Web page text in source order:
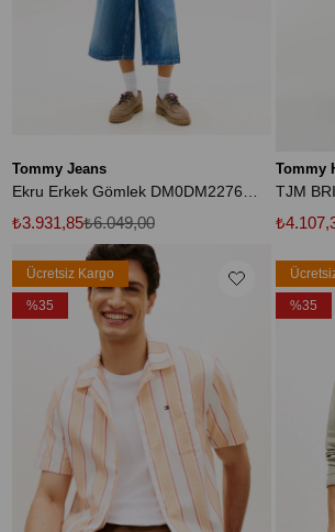
Tommy Jeans
₺3.931,85₺6.049,00
Tommy
Ücretsiz Kargo
%35 %35